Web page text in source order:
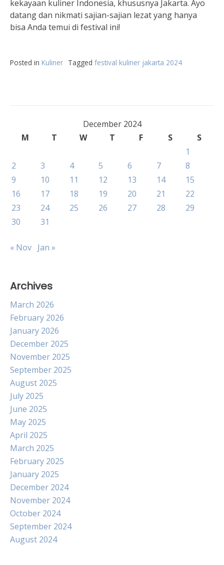
kekayaan kuliner Indonesia, khususnya Jakarta. Ayo
datang dan nikmati sajian-sajian lezat yang hanya
bisa Anda temui di festival ini!
Posted in Kuliner Tagged festival kuliner jakarta 2024
December 2024
M
T W T F S
S
1
2
3 4 5 6 7
8
9
10 11 12 13 14
15
16
17 18 19 20 21
22
23
24 25 26 27 28
29
30
31
« Nov Jan »
Archives
March 2026
February 2026
January 2026
December 2025
November 2025
September 2025
August 2025
July 2025
June 2025
May 2025
April 2025
March 2025
February 2025
January 2025
December 2024
November 2024
October 2024
September 2024
August 2024